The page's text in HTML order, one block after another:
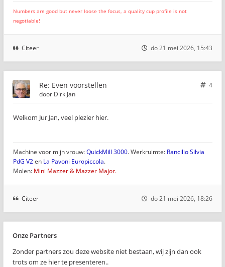
Numbers are good but never loose the focus, a quality cup profile is not
negotiable!
Citeer do 21 mei 2026, 15:43
Re: Even voorstellen
4
door Dirk Jan
Welkom Jur Jan, veel plezier hier.
Machine voor mijn vrouw:QuickMill 3000. Werkruimte: Rancilio Silvia
PdG V2en La Pavoni Europiccola.
Molen: Mini Mazzer & Mazzer Major.
Citeer do 21 mei 2026, 18:26
Onze Partners
Zonder partners zou deze website niet bestaan, wij zijn dan ook
trots om ze hier te presenteren..